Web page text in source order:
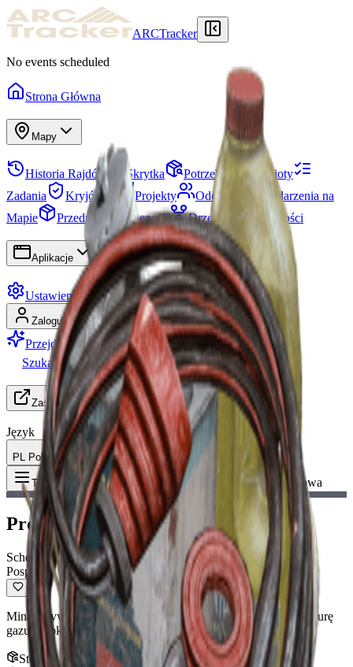
ARCTracker
No events scheduled
Strona Główna
Mapy
Historia Rajdów Skrytka
Potrzebne Przedmioty
Zadania
Kryjówka Projekty Oddziały
Wydarzenia na
Mapie
Przedmioty Sezony Drzewko Umiejętności
Aplikacje
Ustawienia
Zaloguj się Zarejestruj się
Przejdź na Premium
Szukam Grupy (LFG)
Zasoby
Język
PL Polski
Toggle Menu Przedmiot Projekt Mina gazowa
Projekt Mina gazowa
Schemat
Pospolity
Mina aktywowana zbliżeniem, która wyskakuje i uwalnia chmurę
gazu szybko wyczerpującego wytrzymałość.
Stos :1